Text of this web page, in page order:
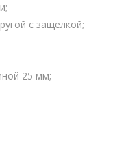
с защелкой;
25 мм;